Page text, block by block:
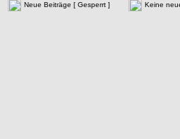
Neue Beiträge [ Gesperrt ]
Keine